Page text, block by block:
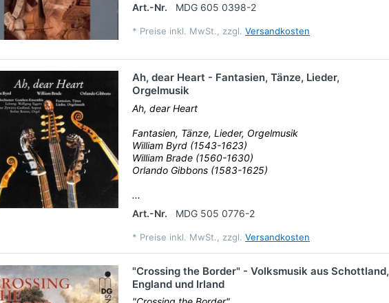
Art.-Nr. MDG 605 0398-2
* Preise inkl. MwSt., zzgl. Versandkosten
Ah, dear Heart - Fantasien, Tänze, Lieder,
Orgelmusik
Ah, dear Heart
Fantasien, Tänze, Lieder, Orgelmusik
William Byrd (1543-1623)
William Brade (1560-1630)
Orlando Gibbons (1583-1625)
...
Art.-Nr.
MDG 505 0776-2
* Preise inkl. MwSt., zzgl. Versandkosten
"Crossing the Border" - Volksmusik aus Schottland,
England und Irland